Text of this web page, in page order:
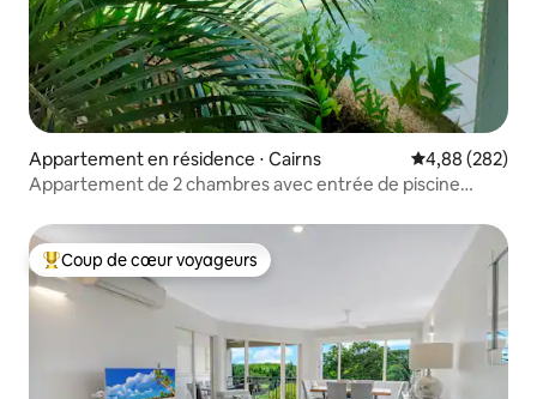
Appartement en résidence ⋅ Cairns Évaluation
4,88 (282)
Appartement de 2 chambres avec entrée de piscine
Coups de cœur voyageurs les plus appréciés
Coup de cœur voyageurs